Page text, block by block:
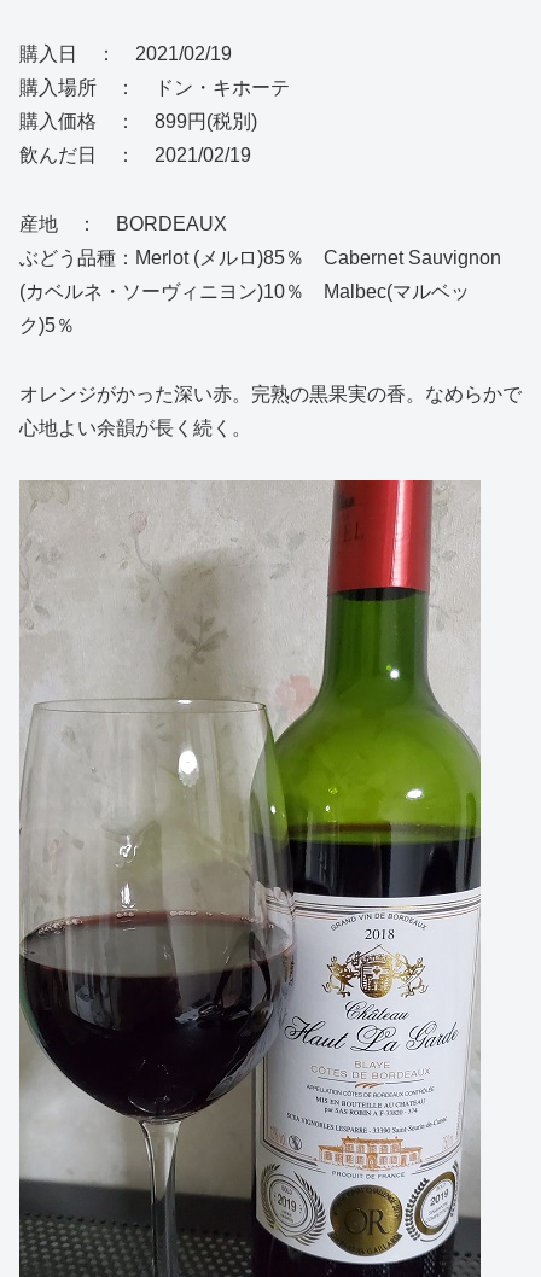
購入日 ： 2021/02/19
購入場所 ： ドン・キホーテ
購入価格 ： 899円(税別)
飲んだ日 ： 2021/02/19
産地 ： BORDEAUX
ぶどう品種：Merlot (メルロ)85％ Cabernet Sauvignon
(カベルネ・ソーヴィニヨン)10％ Malbec(マルベッ
ク)5％
オレンジがかった深い赤。完熟の黒果実の香。なめらかで
心地よい余韻が長く続く。